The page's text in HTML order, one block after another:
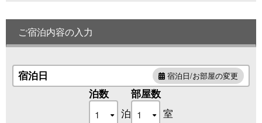
ご宿泊内容の入力
宿泊日 宿泊日/お部屋の変更
泊数
泊
部屋数
室